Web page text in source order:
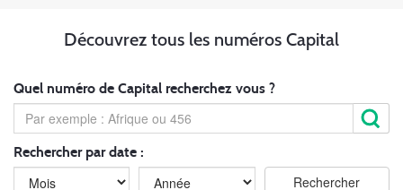
Découvrez tous les numéros Capital
Quel numéro de Capital recherchez vous ?
Rechercher par date :